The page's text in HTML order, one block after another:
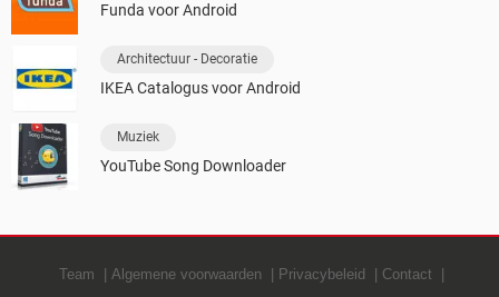
Funda voor Android
Architectuur - Decoratie
IKEA Catalogus voor Android
Muziek
YouTube Song Downloader
Team Algemene voorwaarden Privacybeleid
Contact